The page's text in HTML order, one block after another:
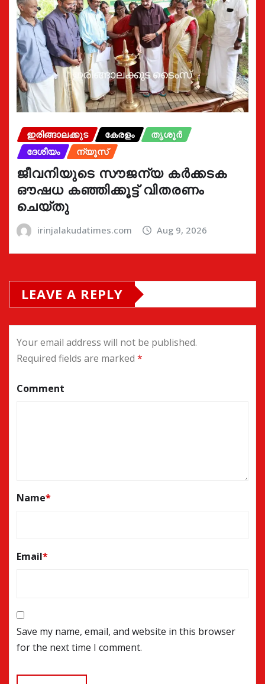
ഇരിങ്ങാലക്കുട കേരളം
തൃശൂർ
ദേശീയം
ന്യൂസ്
ജീവനിയുടെ സൗജന്യ കർക്കടക
ഔഷധ കഞ്ഞിക്കൂട്ട് വിതരണം
ചെയ്തു
irinjalakudatimes.com Aug 9, 2026
LEAVE A REPLY
Your email address will not be published.
Required fields are marked *
Comment
Name*
Email*
Save my name, email, and website in this browser
for the next time I comment.